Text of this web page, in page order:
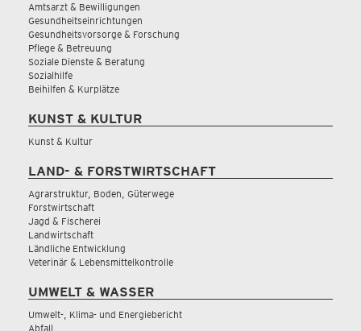
Amtsarzt & Bewilligungen
Gesundheitseinrichtungen
Gesundheitsvorsorge & Forschung
Pflege & Betreuung
Soziale Dienste & Beratung
Sozialhilfe
Beihilfen & Kurplätze
KUNST & KULTUR
Kunst & Kultur
LAND- & FORSTWIRTSCHAFT
Agrarstruktur, Boden, Güterwege
Forstwirtschaft
Jagd & Fischerei
Landwirtschaft
Ländliche Entwicklung
Veterinär & Lebensmittelkontrolle
UMWELT & WASSER
Umwelt-, Klima- und Energiebericht
Abfall